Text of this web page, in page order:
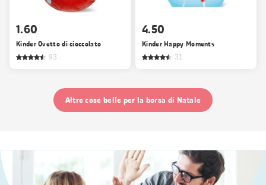
1.60
Kinder Ovetto di cioccolato
93
4.50
Kinder Happy Moments
31
Altre cose belle per la borsa di Natale